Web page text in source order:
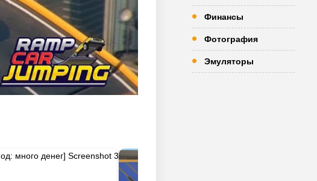
Финансы
Фотография
Эмуляторы